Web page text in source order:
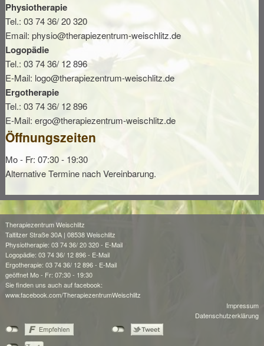
Physiotherapie
Tel.: 03 74 36/ 20 320
Email: physio@therapiezentrum-weischlitz.de
Logopädie
Tel.: 03 74 36/ 12 896
E-Mail: logo@therapiezentrum-weischlitz.de
Ergotherapie
Tel.: 03 74 36/ 12 896
E-Mail: ergo@therapiezentrum-weischlitz.de
Öffnungszeiten
Mo - Fr: 07:30 - 19:30
Alternative Termine nach Vereinbarung.
Therapiezentrum Weischlitz
Taltitzer Straße 30A | 08538 Weischlitz
Physiotherapie: 03 74 36/ 20 320 - E-Mail
Logopädie: 03 74 36/ 12 896 - E-Mail
Ergotherapie: 03 74 36/ 12 896 - E-Mail
geöffnet Mo - Fr: 07:30 - 19:30
Sie finden uns auch auf facebook:
www.facebook.com/TherapiezentrumWeischlitz
Impressum
Datenschutzerklärung